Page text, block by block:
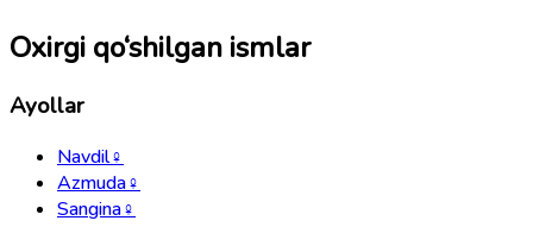
Oxirgi qo‘shilgan ismlar
Ayollar
Navdil♀
Azmuda♀
Sangina♀